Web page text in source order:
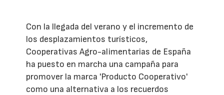
Con la llegada del verano y el incremento de
los desplazamientos turísticos,
Cooperativas Agro-alimentarias de España
ha puesto en marcha una campaña para
promover la marca 'Producto Cooperativo'
como una alternativa a los recuerdos